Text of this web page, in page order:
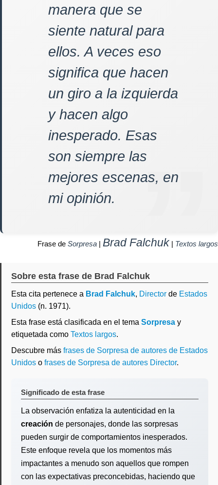
manera que se
siente natural para
ellos. A veces eso
significa que hacen
un giro a la izquierda
y hacen algo
inesperado. Esas
son siempre las
mejores escenas, en
mi opinión.
Frase de Sorpresa | Brad Falchuk | Textos largos
Sobre esta frase de Brad Falchuk
Esta cita pertenece a Brad Falchuk, Director de Estados
Unidos (n. 1971).
Esta frase está clasificada en el tema Sorpresa y
etiquetada como Textos largos.
Descubre más frases de Sorpresa de autores de Estados
Unidos o frases de Sorpresa de autores Director.
Significado de esta frase
La observación enfatiza la autenticidad en la
creación de personajes, donde las sorpresas
pueden surgir de comportamientos inesperados.
Este enfoque revela que los momentos más
impactantes a menudo son aquellos que rompen
con las expectativas preconcebidas, haciendo que